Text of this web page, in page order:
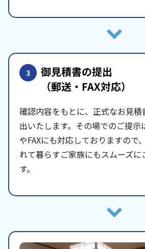
3 御見積書の提出
（郵送・FAX対応）
確認内容をもとに、正式なお見
出いたします。その場でのご提示
やFAXにも対応しておりますので
れて暮らすご家族にもスムーズに
す。